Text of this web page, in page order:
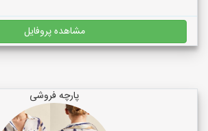
مشاهده پروفایل
پارچه فروشی